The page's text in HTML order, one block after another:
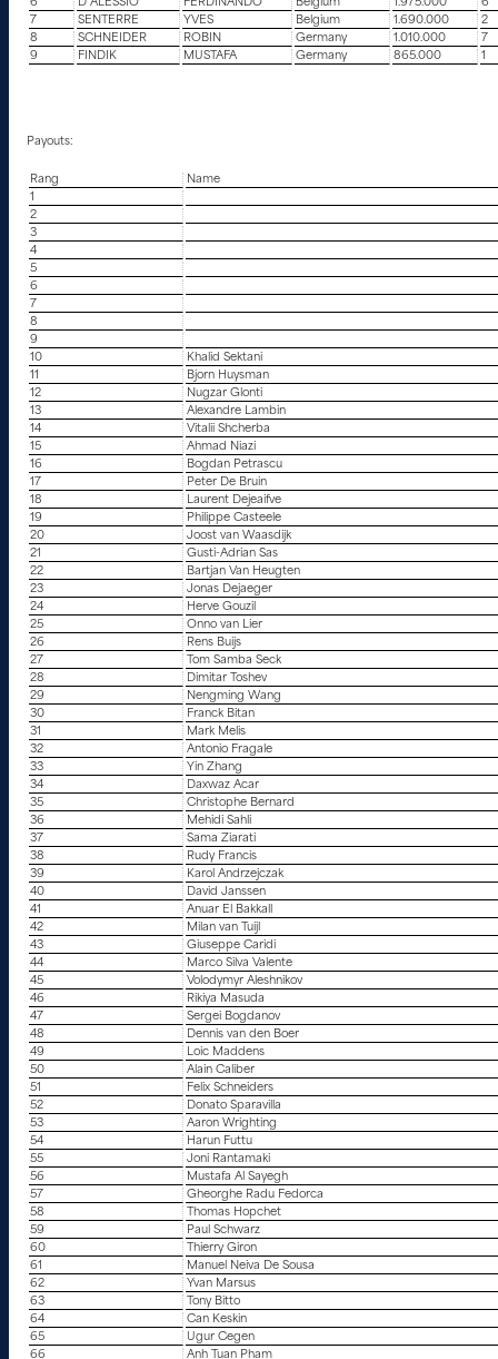
7
SENTERRE YVES Belgium 1.690.000
2
8
SCHNEIDER ROBIN Germany 1.010.000
7
9
FINDIK MUSTAFA Germany 865.000 1
Payouts:
Rang
Name
1
2
3
4
5
6
7
8
9
10
Khalid Sektani
11
Bjorn Huysman
12
Nugzar Glonti
13
Alexandre Lambin
14
Vitalii Shcherba
15
Ahmad Niazi
16
Bogdan Petrascu
17
Peter De Bruin
18
Laurent Dejeaifve
19
Philippe Casteele
20
Joost van Waasdijk
21
Gusti-Adrian Sas
22
Bartjan Van Heugten
23
Jonas Dejaeger
24
Herve Gouzil
25
Onno van Lier
26
Rens Buijs
27
Tom Samba Seck
28
Dimitar Toshev
29
Nengming Wang
30
Franck Bitan
31
Mark Melis
32
Antonio Fragale
33
Yin Zhang
34
Daxwaz Acar
35
Christophe Bernard
36
Mehidi Sahli
37
Sama Ziarati
38
Rudy Francis
39
Karol Andrzejczak
40
David Janssen
41
Anuar El Bakkall
42
Milan van Tuijl
43
Giuseppe Caridi
44
Marco Silva Valente
45
Volodymyr Aleshnikov
46
Rikiya Masuda
47
Sergei Bogdanov
48
Dennis van den Boer
49
Loic Maddens
50
Alain Caliber
51
Felix Schneiders
52
Donato Sparavilla
53
Aaron Wrighting
54
Harun Futtu
55
Joni Rantamaki
56
Mustafa Al Sayegh
57
Gheorghe Radu Fedorca
58
Thomas Hopchet
59
Paul Schwarz
60
Thierry Giron
61
Manuel Neiva De Sousa
62
Yvan Marsus
63
Tony Bitto
64
Can Keskin
65
Ugur Cegen
66
Anh Tuan Pham